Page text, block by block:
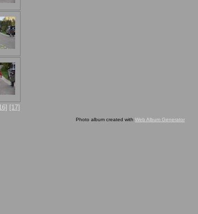
[17]
Photo album created with Web Album Generator